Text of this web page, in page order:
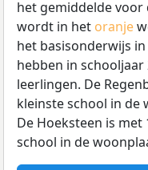
het gemiddelde
wordt in het oranje
het basisonderwijs
hebben in schooljaar
leerlingen. De
kleinste school in de
De Hoeksteen is
school in de